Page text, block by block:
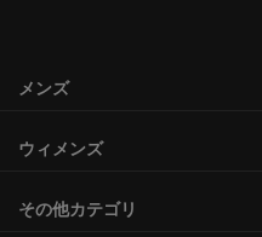
メンズ
ウィメンズ
その他カテゴリ